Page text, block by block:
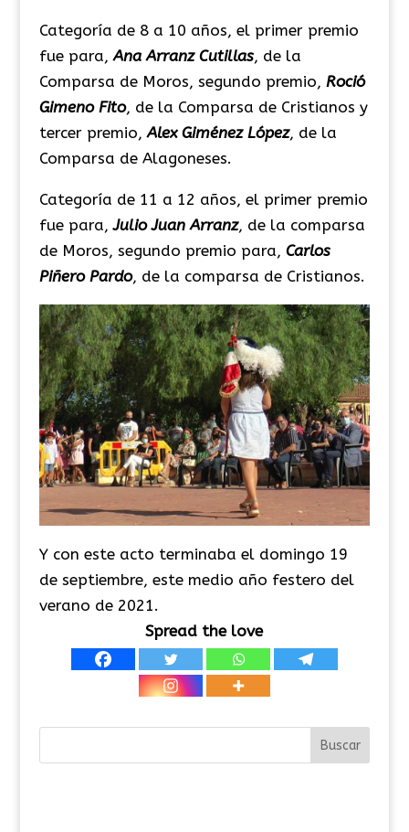
Categoría de 8 a 10 años, el primer premio
fue para,Ana Arranz Cutillas, de la
Comparsa de Moros, segundo premio, Roció
Gimeno Fito, de la Comparsa de Cristianos y
tercer premio,Alex Giménez López, de la
Comparsa de Alagoneses.
Categoría de 11 a 12 años, el primer premio
fue para,Julio Juan Arranz, de la comparsa
de Moros, segundo premio para, Carlos
Piñero Pardo, de la comparsa de Cristianos.
Y con este acto terminaba el domingo 19
de septiembre, este medio año festero del
verano de 2021.
Spread the love